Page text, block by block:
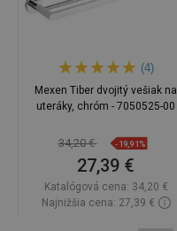
(4)
Mexen Tiber dvojitý vešiak na
uteráky, chróm - 7050525-00
34,20 € -19,91%
27,39 €
Katalógová cena: 34,20 €
Najnižšia cena: 27,39 €